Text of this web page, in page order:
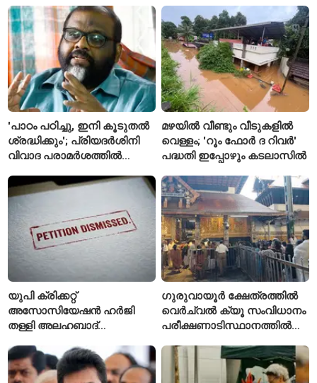
കർഷകർ
'പാഠം പഠിച്ചു, ഇനി കൂടുതൽ
ശ്രദ്ധിക്കും'; പ്രിയദർശിനി
വിവാദ പരാമർശത്തിൽ
സി.പി. ജോൺ
മഴയിൽ വീണ്ടും വീടുകളിൽ
വെള്ളം; 'റൂം ഫോർ ദ റിവർ'
പദ്ധതി ഇപ്പോഴും കടലാസിൽ
യുപി ക്രിക്കറ്റ്
അസോസിയേഷൻ ഹർജി
തള്ളി അലഹബാദ്
ഗുരുവായൂർ ക്ഷേത്രത്തിൽ
വെർച്വൽ ക്യൂ സംവിധാനം
പരീക്ഷണാടിസ്ഥാനത്തിൽ